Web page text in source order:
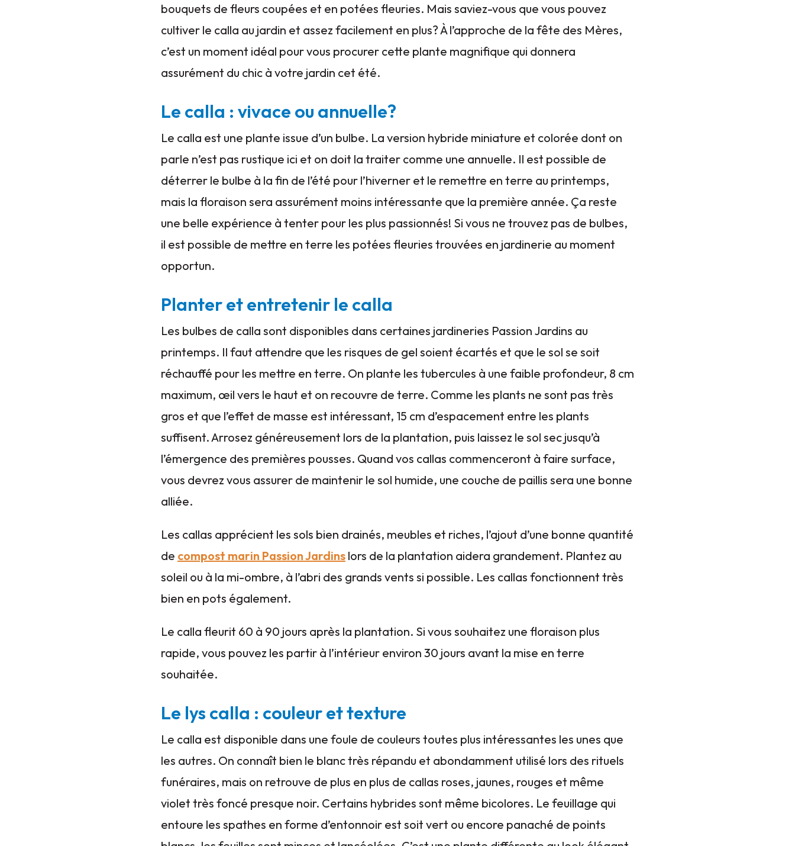
bouquets de fleurs coupées et en potées fleuries. Mais saviez-vous que vous pouvez
cultiver le calla au jardin et assez facilement en plus? À l’approche de la fête des Mères,
c’est un moment idéal pour vous procurer cette plante magnifique qui donnera
assurément du chic à votre jardin cet été.
Le calla : vivace ou annuelle?
Le calla est une plante issue d’un bulbe. La version hybride miniature et colorée dont on
parle n’est pas rustique ici et on doit la traiter comme une annuelle. Il est possible de
déterrer le bulbe à la fin de l’été pour l’hiverner et le remettre en terre au printemps,
mais la floraison sera assurément moins intéressante que la première année. Ça reste
une belle expérience à tenter pour les plus passionnés! Si vous ne trouvez pas de bulbes,
il est possible de mettre en terre les potées fleuries trouvées en jardinerie au moment
opportun.
Planter et entretenir le calla
Les bulbes de calla sont disponibles dans certaines jardineries Passion Jardins au
printemps. Il faut attendre que les risques de gel soient écartés et que le sol se soit
réchauffé pour les mettre en terre. On plante les tubercules à une faible profondeur, 8 cm
maximum, œil vers le haut et on recouvre de terre. Comme les plants ne sont pas très
gros et que l’effet de masse est intéressant, 15 cm d’espacement entre les plants
suffisent. Arrosez généreusement lors de la plantation, puis laissez le sol sec jusqu’à
l’émergence des premières pousses. Quand vos callas commenceront à faire surface,
vous devrez vous assurer de maintenir le sol humide, une couche de paillis sera une bonne
alliée.
Les callas apprécient les sols bien drainés, meubles et riches, l’ajout d’une bonne quantité
de compost marin Passion Jardins lors de la plantation aidera grandement. Plantez au
soleil ou à la mi-ombre, à l’abri des grands vents si possible. Les callas fonctionnent très
bien en pots également.
Le calla fleurit 60 à 90 jours après la plantation. Si vous souhaitez une floraison plus
rapide, vous pouvez les partir à l’intérieur environ 30 jours avant la mise en terre
souhaitée.
Le lys calla : couleur et texture
Le calla est disponible dans une foule de couleurs toutes plus intéressantes les unes que
les autres. On connaît bien le blanc très répandu et abondamment utilisé lors des rituels
funéraires, mais on retrouve de plus en plus de callas roses, jaunes, rouges et même
violet très foncé presque noir. Certains hybrides sont même bicolores. Le feuillage qui
entoure les spathes en forme d’entonnoir est soit vert ou encore panaché de points